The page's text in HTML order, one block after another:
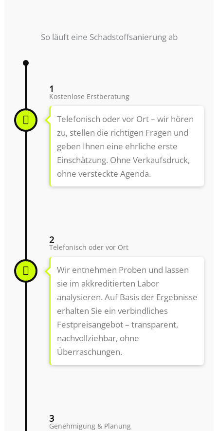
So läuft eine Schadstoffsanierung ab
1
Kostenlose Erstberatung
Telefonisch oder vor Ort – wir hören
zu, stellen die richtigen Fragen und
geben Ihnen eine ehrliche erste
Einschätzung. Ohne Verkaufsdruck,
ohne versteckte Agenda.
2
Telefonisch oder vor Ort
Wir entnehmen Proben und lassen
sie im akkreditierten Labor
analysieren. Auf Basis der Ergebnisse
erhalten Sie ein verbindliches
Festpreisangebot – transparent,
nachvollziehbar, ohne
Überraschungen.
3
Genehmigung & Planung